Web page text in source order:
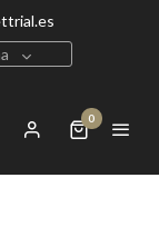
0